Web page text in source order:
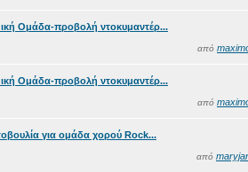
Ομάδα-προβολή ντοκυμαντέρ...
από
Ομάδα-προβολή ντοκυμαντέρ...
από
για ομάδα χορού Rock...
από